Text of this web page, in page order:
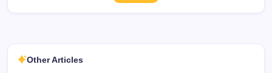
Other Articles